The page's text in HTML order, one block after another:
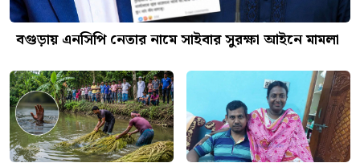
বগুড়ায় এনসিপি নেতার নামে সাইবার সুরক্ষা আইনে মামলা